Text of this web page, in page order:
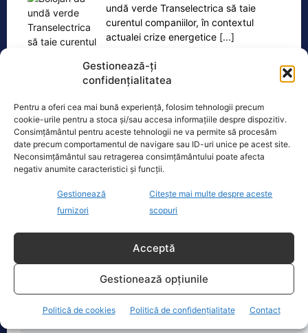
Gestionează-ți
confidențialitatea
Pentru a oferi cea mai bună experiență, folosim tehnologii precum
cookie-urile pentru a stoca și/sau accesa informațiile despre dispozitiv.
Consimțământul pentru aceste tehnologii ne va permite să procesăm
date precum comportamentul de navigare sau ID-uri unice pe acest site.
Neconsimțământul sau retragerea consimțământului poate afecta
negativ anumite caracteristici și funcții.
Gestionează
furnizori
Citește mai multe despre aceste
scopuri
Acceptă
Gestionează opțiunile
Politică de cookies Politică de confidențialitate Contact
undă verde Transelectrica să taie
curentul companiilor, în contextul
actualei crize energetice [...]
Oficiul de Știri
Zilele Ploieștiului, 7-9 august 2026. De la ce oră încep
concertele…
perioada 7-9 august, aduc în centrul
orașului trei seri de concert, un
Ultimele știri